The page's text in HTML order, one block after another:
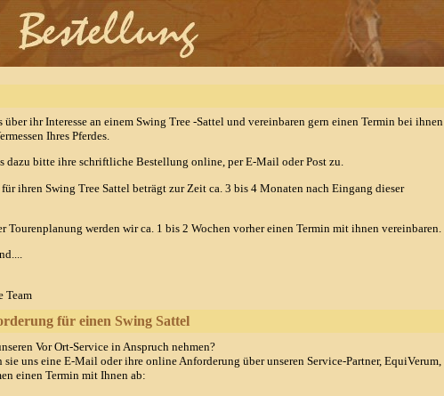
über ihr Interesse an einem Swing Tree -Sattel und vereinbaren gern einen Termin bei ihnen
Ihres Pferdes.
dazu bitte ihre schriftliche Bestellung online, per E-Mail oder Post zu.
ihren Swing Tree Sattel beträgt zur Zeit ca. 3 bis 4 Monaten nach Eingang dieser
Tourenplanung werden wir ca. 1 bis 2 Wochen vorher einen Termin mit ihnen vereinbaren.
Team
für einen Swing Sattel
Vor Ort-Service in Anspruch nehmen?
uns eine E-Mail oder ihre online Anforderung über unseren Service-Partner, EquiVerum,
einen Termin mit Ihnen ab: